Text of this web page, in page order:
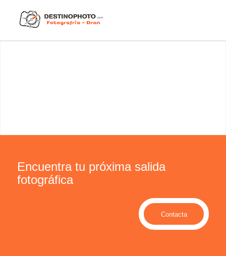
Encuentra tu próxima salida
fotográfica
Contacta